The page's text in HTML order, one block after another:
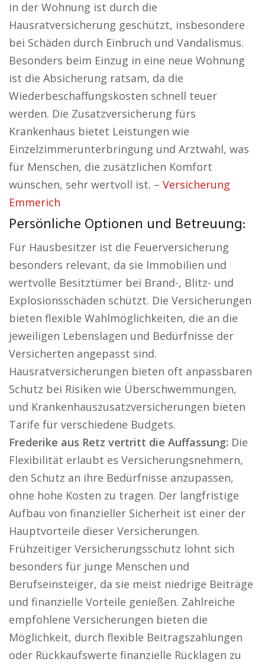
in der Wohnung ist durch die
Hausratversicherung geschützt, insbesondere
bei Schäden durch Einbruch und Vandalismus.
Besonders beim Einzug in eine neue Wohnung
ist die Absicherung ratsam, da die
Wiederbeschaffungskosten schnell teuer
werden. Die Zusatzversicherung fürs
Krankenhaus bietet Leistungen wie
Einzelzimmerunterbringung und Arztwahl, was
für Menschen, die zusätzlichen Komfort
wünschen, sehr wertvoll ist. – Versicherung
Emmerich
Persönliche Optionen und Betreuung:
Für Hausbesitzer ist die Feuerversicherung
besonders relevant, da sie Immobilien und
wertvolle Besitztümer bei Brand-, Blitz- und
Explosionsschäden schützt. Die Versicherungen
bieten flexible Wahlmöglichkeiten, die an die
jeweiligen Lebenslagen und Bedürfnisse der
Versicherten angepasst sind.
Hausratversicherungen bieten oft anpassbaren
Schutz bei Risiken wie Überschwemmungen,
und Krankenhauszusatzversicherungen bieten
Tarife für verschiedene Budgets.
Frederike aus Retz vertritt die Auffassung: Die
Flexibilität erlaubt es Versicherungsnehmern,
den Schutz an ihre Bedürfnisse anzupassen,
ohne hohe Kosten zu tragen. Der langfristige
Aufbau von finanzieller Sicherheit ist einer der
Hauptvorteile dieser Versicherungen.
Frühzeitiger Versicherungsschutz lohnt sich
besonders für junge Menschen und
Berufseinsteiger, da sie meist niedrige Beiträge
und finanzielle Vorteile genießen. Zahlreiche
empfohlene Versicherungen bieten die
Möglichkeit, durch flexible Beitragszahlungen
oder Rückkaufswerte finanzielle Rücklagen zu